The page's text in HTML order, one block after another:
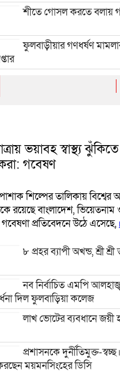
শীতে গোসল করতে বলায়
ফুলবাড়ীয়ার গণধর্ষণ
ভয়াবহ স্বাস্থ্য
গবেষণ
শিল্পের তালিকায়
রয়েছে বাংলাদেশ, ভিয়েতনাম
প্রতিবেদনে উঠে এসেছে,
৮ প্রহর ব্যাপী অখন্ড, শ্রী
নব নির্বাচিত এমপি
দিল ফুলবাড়িয়া কলেজ
লাখ ভোটের ব্যবধানে
প্রশাসনকে দুর্নীতিমুক্ত-
ময়মনসিংহের ডিসি